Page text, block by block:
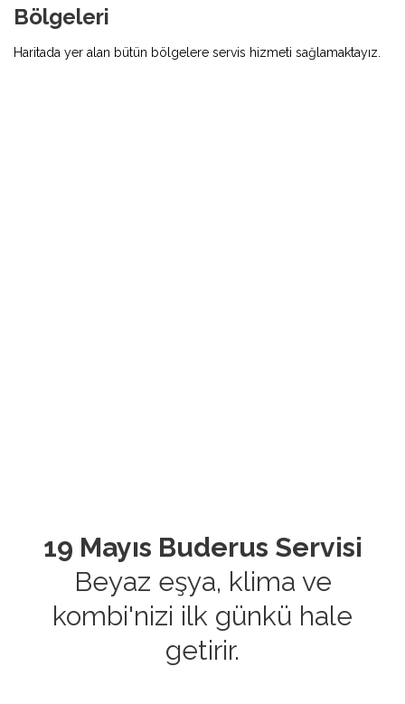
Bölgeleri
Haritada yer alan bütün bölgelere servis hizmeti sağlamaktayız.
19 Mayıs Buderus Servisi
Beyaz eşya, klima ve
kombi'nizi ilk günkü hale
getirir.